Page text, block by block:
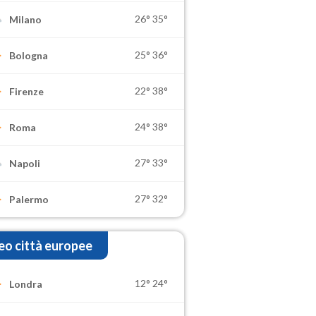
Milano 26° 35°
Bologna 25° 36°
Firenze 22° 38°
Roma 24° 38°
Napoli 27° 33°
Palermo 27° 32°
città europee
Londra 12° 24°